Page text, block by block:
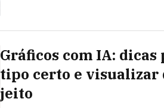
Gráficos com IA: dicas
tipo certo e visualizar
jeito